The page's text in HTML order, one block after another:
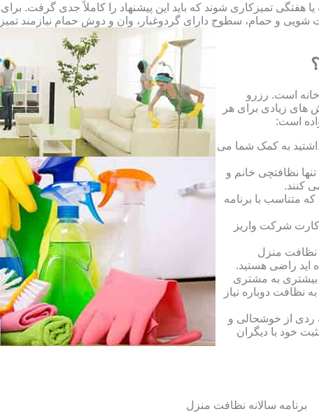
هفتگی تمیزکاری شوند که باید این پیشنهاد را کاملاً جدی گرفت.
و حمام، سطوح دارای گردوغبار، وان و دوش حمام نیازمند
است. رزرو
های زیادی برای هر
است:
به کمک شما می
نظافتچی خانم و
کنند.
متناسب با برنامه
کارت شرکت واریز
نظافت منزل
اید راضی هستید.
به مشتری
دوباره نیاز
ردی از خوشحالی و
خود با دیگران
برنامه سالانه نظافت منزل